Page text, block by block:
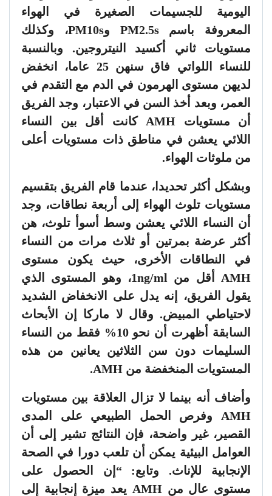
اليومية للجسيمات الصغيرة في الهواء
المعروفة باسم PM2.5s وPM10s، وكذلك
مستويات ثاني أكسيد النيتروجين. وبالنسبة
للنساء اللواتي فاق سنهن 25 عاما، انخفض
لديهن مستوى الهرمون في الدم مع التقدم في
العمر، وبعد أخذ السن في الاعتبار، وجد الفريق
أن مستويات AMH كانت أقل بين النساء
اللائي يعشن في مناطق ذات مستويات أعلى
من ملوثات الهواء.
وبشكل أكثر تحديدا، عندما قام الفريق بتقسيم
مستويات تلوث الهواء إلى أربعة نطاقات، وجد
أن النساء اللائي يعشن وسط أسوأ تلوث، هن
أكثر عرضة بمرتين أو ثلاث مرات من النساء
في النطاقات الأخرى، حيث يكون مستوى
AMH أقل من 1ng/ml، وهو المستوى الذي
يقول الفريق، إنه يدل على الانخفاض الشديد
لاحتياطي المبيض. وقال لا ماركا إن الأبحاث
السابقة أظهرت أن نحو 10% فقط من النساء
السليمات دون سن الثلاثين يعانين من هذه
المستويات المنخفضة من AMH.
وأضاف أنه بينما لا تزال العلاقة بين مستويات
AMH وفرص الحمل الطبيعي على المدى
القصير، غير واضحة، فإن النتائج تشير إلى أن
العوامل البيئية يمكن أن تلعب دورا في الصحة
الإنجابية للإناث. وتابع: “إن الحصول على
مستوى عال من AMH يعد ميزة إنجابية إلى